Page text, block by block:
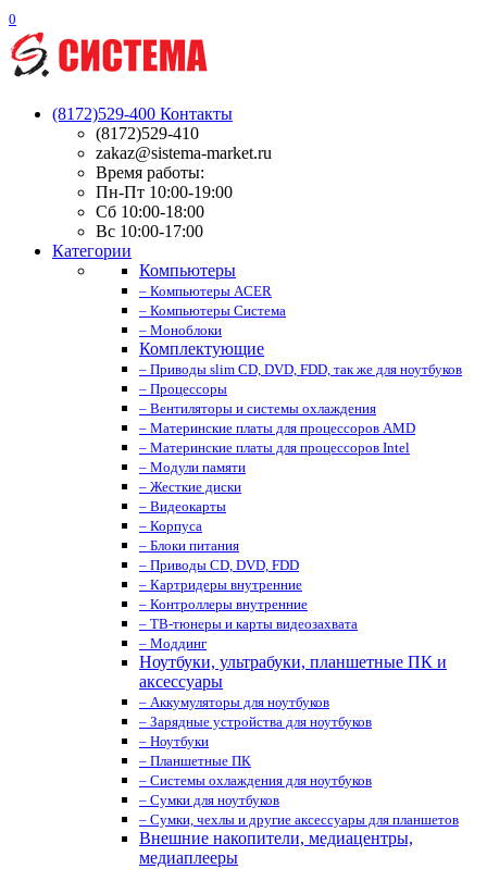
0
(8172)529-400 Контакты
(8172)529-410
zakaz@sistema-market.ru
Время работы:
Пн-Пт 10:00-19:00
Сб 10:00-18:00
Вс 10:00-17:00
Категории
Компьютеры
– Компьютеры ACER
– Компьютеры Система
– Моноблоки
Комплектующие
– Приводы slim CD, DVD, FDD, так же для ноутбуков
– Процессоры
– Вентиляторы и системы охлаждения
– Материнские платы для процессоров AMD
– Материнские платы для процессоров Intel
– Модули памяти
– Жесткие диски
– Видеокарты
– Корпуса
– Блоки питания
– Приводы CD, DVD, FDD
– Картридеры внутренние
– Контроллеры внутренние
– ТВ-тюнеры и карты видеозахвата
– Моддинг
Ноутбуки, ультрабуки, планшетные ПК и
аксессуары
– Аккумуляторы для ноутбуков
– Зарядные устройства для ноутбуков
– Ноутбуки
– Планшетные ПК
– Системы охлаждения для ноутбуков
– Сумки для ноутбуков
– Сумки, чехлы и другие аксессуары для планшетов
Внешние накопители, медиацентры,
медиаплееры